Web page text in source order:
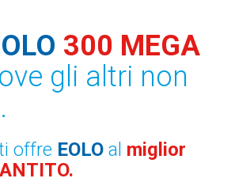
300 MEGA
gli altri non
offre EOLO al miglior